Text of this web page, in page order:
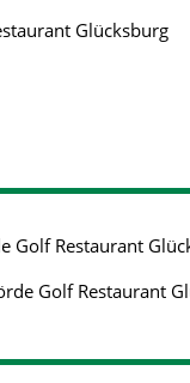
Glücksburg
Golf Restaurant
Golf Restaurant